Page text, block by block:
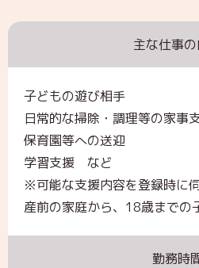
主な仕事
子どもの遊び相手
日常的な掃除・調理等の家事
保育園等への送迎
学習支援 など
※可能な支援内容を登録時に伺
産前の家庭から、18歳までの
勤務時